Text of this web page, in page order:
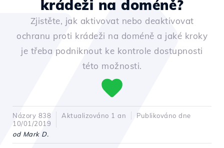
krádeži na doméně?
Zjistěte, jak aktivovat nebo deaktivovat
ochranu proti krádeži na doméně a jaké kroky
je třeba podniknout ke kontrole dostupnosti
této možnosti.
Názory 838 Aktualizováno 1 an
Publikováno dne
10/01/2019
od Mark D.